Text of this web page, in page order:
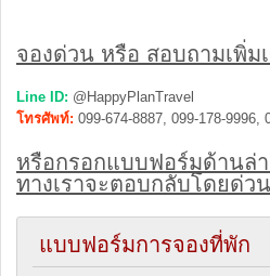
จองด่วน หรือ สอบถามเพิ่ม
Line ID: @HappyPlanTravel
โทรศัพท์: 099-674-8887, 099-178-9996,
หรือกรอกแบบฟอร์มด้านล่
ทางเราจะตอบกลับโดยด่วน
แบบฟอร์มการจองที่พัก